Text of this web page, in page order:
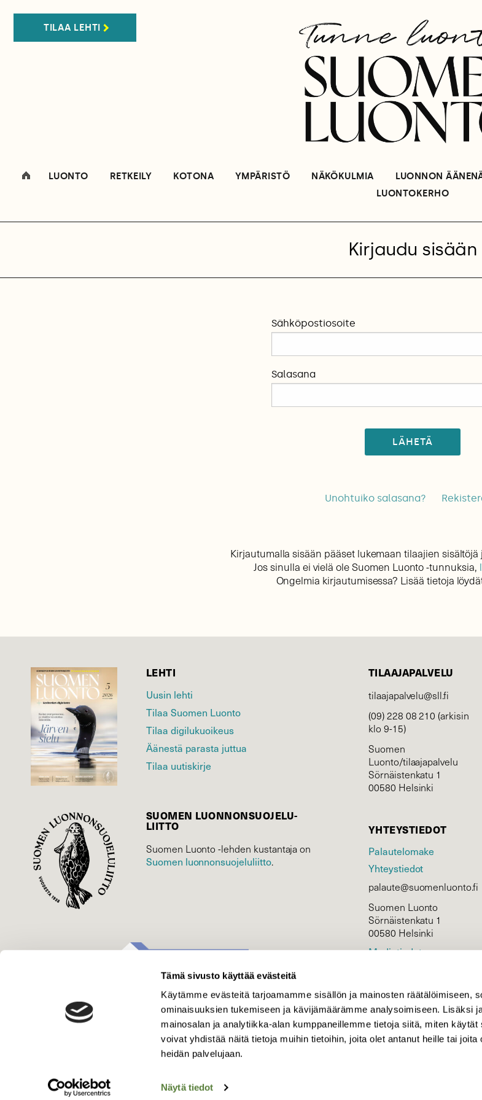
Tämä sivusto käyttää evästeitä
Käytämme evästeitä tarjoamamme sisällön ja mainosten räätälöimiseen,
ominaisuuksien tukemiseen ja kävijämäärämme analysoimiseen. Lisäksi
mainosalan ja analytiikka-alan kumppaneillemme tietoja siitä, miten
voivat yhdistää näitä tietoja muihin tietoihin, joita olet antanut heille tai
heidän palvelujaan.
Näytä tiedot
TILAA LEHTI
LUONTO RETKEILY KOTONA YMPÄRISTÖ NÄKÖKULMIA LUONNON
LUONTOKERHO
Kirjaudu sisään
Sähköpostiosoite
Salasana
LÄHETÄ
Unohtuiko salasana?
Kirjautumalla sisään pääset lukemaan tilaajien
Jos sinulla ei vielä ole Suomen Luonto -tunnuksia,
Ongelmia kirjautumisessa? Lisää tietoja
LEHTI
Uusin lehti
Tilaa Suomen Luonto
Tilaa digilukuoikeus
Äänestä parasta juttua
Tilaa uutiskirje
SUOMEN LUONNON­SUOJELU­
LIITTO
Suomen Luonto -lehden kustantaja on
Suomen luonnonsuojelu­liitto.
TILAAJAPALVELU
tilaajapalvelu@sll.fi
(09) 228 08 210 (arkisin
klo 9-15)
Suomen
Luonto/tilaajapalvelu
Sörnäistenkatu 1
00580 Helsinki
YHTEYSTIEDOT
Palautelomake
Yhteystiedot
palaute@suomenluonto.fi
Suomen Luonto
Sörnäistenkatu 1
00580 Helsinki
Mediatiedot
KIRJAUDU